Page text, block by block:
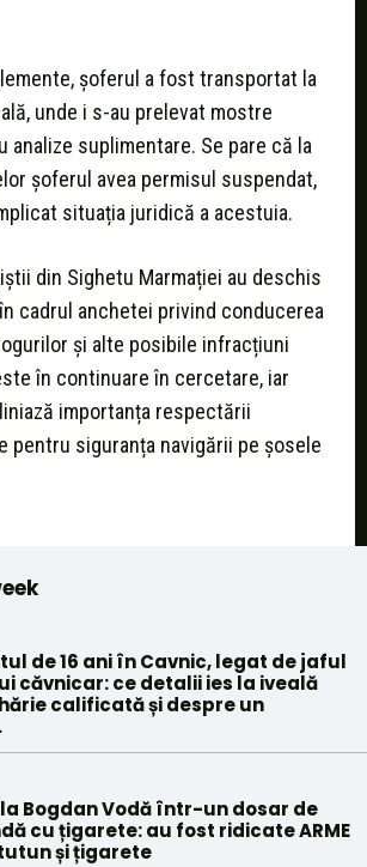
șoferul a fost transportat la
unde i s-au prelevat mostre
analize suplimentare. Se pare că la
șoferul avea permisul suspendat,
situația juridică a acestuia.
din Sighetu Marmației au deschis
cadrul anchetei privind conducerea
și alte posibile infracțiuni
în continuare în cercetare, iar
importanța respectării
pentru siguranța navigării pe șosele
de 16 ani în Cavnic, legat de jaful
căvnicar: ce detalii ies la iveală
calificată și despre un
Bogdan Vodă într-un dosar de
cu țigarete: au fost ridicate ARME
tutun și țigarete